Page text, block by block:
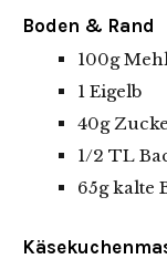
Boden & Rand
100g Mehl
1 Eigelb
40g
1/2 TL
65g kalte